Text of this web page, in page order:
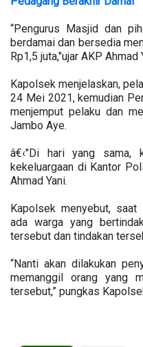
“Pengurus Masjid dan
berdamai dan bersedia
Rp1,5 juta,"ujar AKP
Kapolsek menjelaskan,
24 Mei 2021, kemudian
menjemput pelaku dan
Jambo Aye.
â€‹"Di hari yang sama,
kekeluargaan di Kantor
Ahmad Yani.
Kapolsek menyebut,
ada warga yang
tersebut dan tindakan
“Nanti akan dilakukan
memanggil orang yang
tersebut,” pungkas